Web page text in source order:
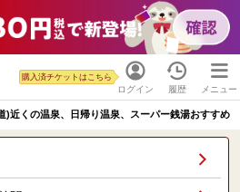
ログイン
購入済チケットはこちら
履歴 メニュー
)近くの温泉、日帰り温泉、スーパー銭湯おすすめ